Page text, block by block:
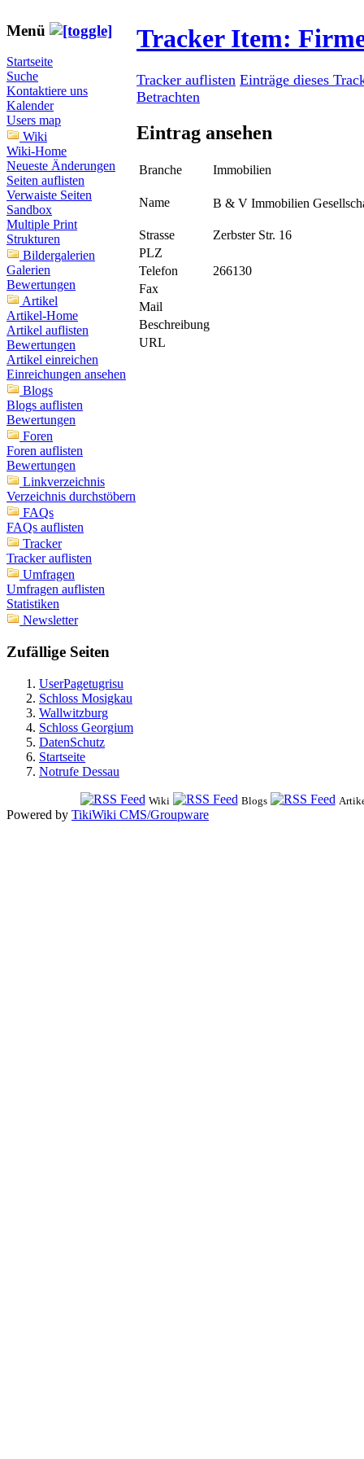
Menü
Startseite
Suche
Kontaktiere uns
Kalender
Users map
Wiki
Wiki-Home
Neueste Änderungen
Seiten auflisten
Verwaiste Seiten
Sandbox
Multiple Print
Strukturen
Bildergalerien
Galerien
Bewertungen
Artikel
Artikel-Home
Artikel auflisten
Bewertungen
Artikel einreichen
Einreichungen ansehen
Blogs
Blogs auflisten
Bewertungen
Foren
Foren auflisten
Bewertungen
Linkverzeichnis
Verzeichnis durchstöbern
FAQs
FAQs auflisten
Tracker
Tracker auflisten
Umfragen
Umfragen auflisten
Statistiken
Newsletter
Zufällige Seiten
UserPagetugrisu
Schloss Mosigkau
Wallwitzburg
Schloss Georgium
DatenSchutz
Startseite
Notrufe Dessau
Tracker Item:
Tracker auflisten Einträge dieses
Betrachten
Eintrag ansehen
Branche Immobilien
Name B & V Immobilien
Strasse
Zerbster Str. 16
PLZ
Telefon
266130
Fax
Mail
Beschreibung
URL
Wiki Blogs
Powered by TikiWiki CMS/Groupware